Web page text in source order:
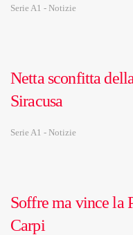
Serie A1 - Notizie
Netta sconfitta
Siracusa
Serie A1 - Notizie
Soffre ma vince la
Carpi